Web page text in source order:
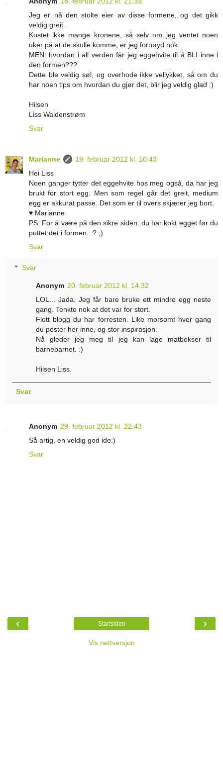
Jeg er nå den stolte eier av disse formene, og det gikk
veldig greit.
Kostet ikke mange kronene, så selv om jeg ventet noen
uker på at de skulle komme, er jeg fornøyd nok.
MEN: hvordan i all verden får jeg eggehvite til å BLI inne i
den formen???
Dette ble veldig søl, og overhode ikke vellykket, så om du
har noen tips om hvordan du gjør det, blir jeg veldig glad :)
Hilsen
Liss Waldenstrøm
Svar
Marianne
19. februar 2012 kl. 10:43
Hei Liss
Noen ganger tytter det eggehvite hos meg også, da har jeg
brukt for stort egg. Men som regel går det greit, medium
egg er akkurat passe. Det som er til overs skjærer jeg bort.
♥ Marianne
PS: For å være på den sikre siden: du har kokt egget før du
puttet det i formen...? ;)
Svar
Svar
Anonym 20. februar 2012 kl. 14:32
LOL... Jada. Jeg får bare bruke ett mindre egg neste
gang. Tenkte nok at det var for stort.
Flott blogg du har forresten. Like morsomt hver gang
du poster her inne, og stor inspirasjon.
Nå gleder jeg meg til jeg kan lage matbokser til
barnebarnet. :)
Hilsen Liss.
Svar
Anonym 29. februar 2012 kl. 22:43
Så artig, en veldig god ide:)
Svar
‹ ›
Startsiden
Vis nettversjon